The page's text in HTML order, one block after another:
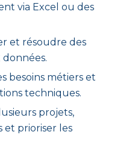
via Excel ou des
et résoudre des
besoins métiers et
techniques.
projets,
et prioriser les